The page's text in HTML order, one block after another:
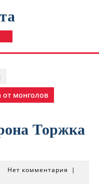
от монголов
Торжка
Нет комментария
|